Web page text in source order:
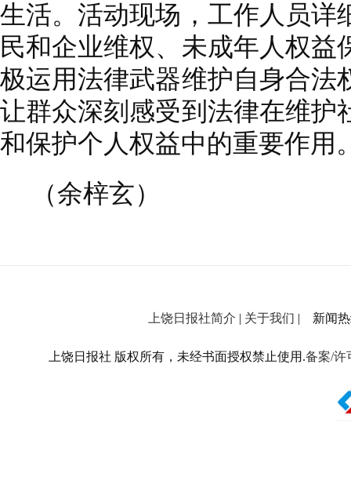
生活。活动现场，工作人员详
民和企业维权、未成年人权
极运用法律武器维护自身合法
让群众深刻感受到法律在维护
和保护个人权益中的重要作用
（余梓玄）
上饶日报社简介 | 关于我们 | 新闻热
上饶日报社 版权所有，未经书面授权禁止使用.备案/许